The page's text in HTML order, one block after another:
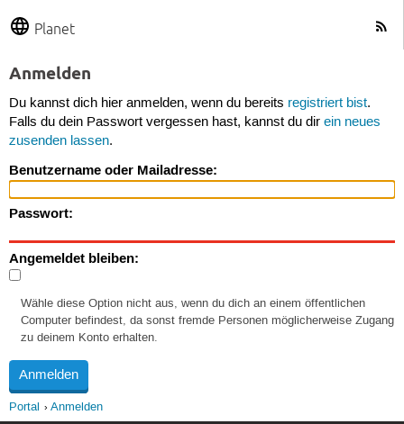
Planet
Anmelden
Du kannst dich hier anmelden, wenn du bereits registriert bist.
Falls du dein Passwort vergessen hast, kannst du dir ein neues
zusenden lassen.
Benutzername oder Mailadresse:
Passwort:
Angemeldet bleiben:
Wähle diese Option nicht aus, wenn du dich an einem öffentlichen
Computer befindest, da sonst fremde Personen möglicherweise Zugang
zu deinem Konto erhalten.
Portal Anmelden